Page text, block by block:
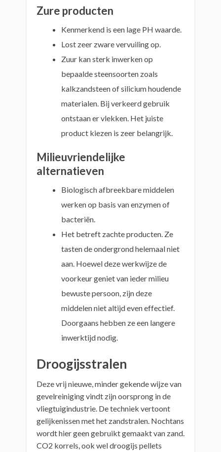
Zure producten
Kenmerkend is een lage PH waarde.
Lost zeer zware vervuiling op.
Zuur kan sterk inwerken op
bepaalde steensoorten zoals
kalkzandsteen of silicium houdende
materialen. Bij verkeerd gebruik
ontstaan er vlekken. Het juiste
product kiezen is zeer belangrijk.
Milieuvriendelijke
alternatieven
Biologisch afbreekbare middelen
werken op basis van enzymen of
bacteriën.
Het betreft zachte producten. Ze
tasten de ondergrond helemaal niet
aan. Hoewel deze werkwijze de
voorkeur geniet van ieder milieu
bewuste persoon, zijn deze
middelen niet altijd even effectief.
Doorgaans hebben ze een langere
inwerktijd nodig.
Droogijsstralen
Deze vrij nieuwe, minder gekende wijze van
gevelreiniging vindt zijn oorsprong in de
vliegtuigindustrie. De techniek vertoont
gelijkenissen met het zandstralen. Nochtans
wordt hier geen gebruikt gemaakt van zand.
CO2 korrels, ook wel droogijs pellets